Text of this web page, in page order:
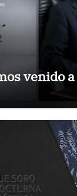
venido